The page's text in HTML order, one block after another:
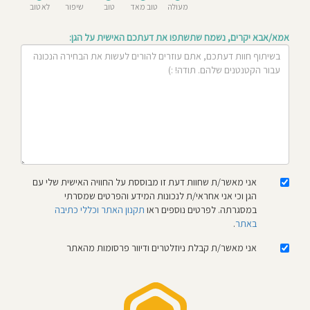
מעולה טוב מאד טוב
שיפור
לא טוב
אמא/אבא יקרים, נשמח שתשתפו את דעתכם האישית על הגן:
אני מאשר/ת שחוות דעת זו מבוססת על החוויה האישית שלי עם
הגן וכי אני אחראי/ת לנכונות המידע והפרטים שמסרתי
במסגרתה. לפרטים נוספים ראו תקנון האתר וכללי כתיבה
באתר.
אני מאשר/ת קבלת ניוזלטרים ודיוור פרסומות מהאתר